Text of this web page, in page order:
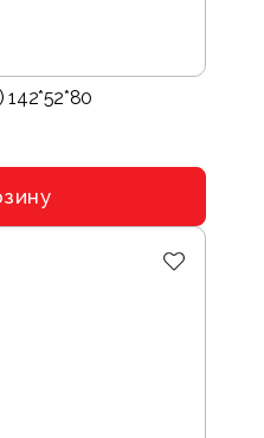
142*52*80